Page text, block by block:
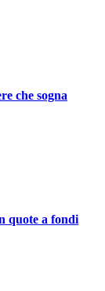
che sogna
quote a fondi